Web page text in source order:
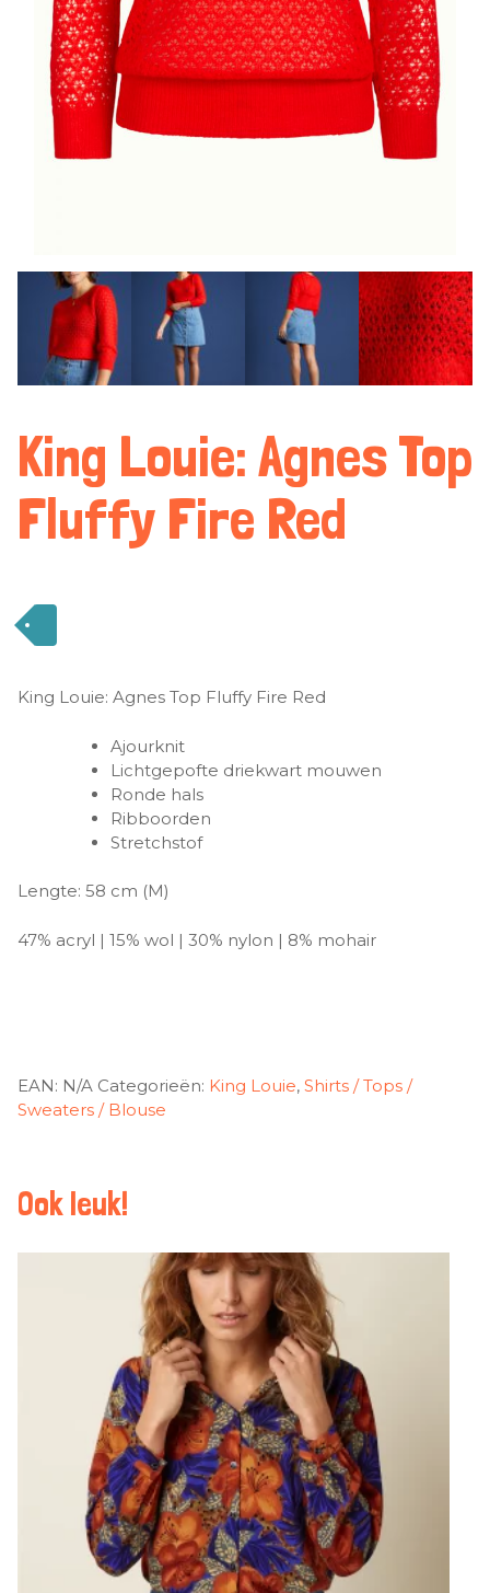
King Louie: Agnes Top
Fluffy Fire Red
King Louie: Agnes Top Fluffy Fire Red
Ajourknit
Lichtgepofte driekwart mouwen
Ronde hals
Ribboorden
Stretchstof
Lengte: 58 cm (M)
47% acryl | 15% wol | 30% nylon | 8% mohair
EAN: N/A Categorieën: King Louie, Shirts / Tops /
Sweaters / Blouse
Ook leuk!